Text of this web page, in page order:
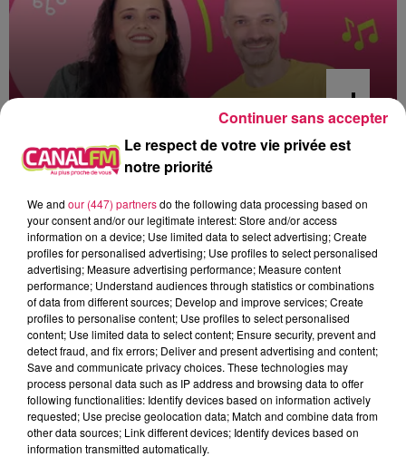
16h00 - 19h00
Arnaud et Gustine
17h38
17h38
SOUND OF LEGEND
San Francisco
17h34
17h34
Je T'aimais, Je T'aime,
Je T'aimerai
17h31
17h31
PURPLE DISCO MACHINE
Hypnotized
Le respect de votre vie privée est
notre priorité
We and our (447) partnersdo the following data processing based on
your consent and/or our legitimate interest: Store and/or access
information on a device; Use limited data to select advertising; Create
profiles for personalised advertising; Use profiles to select personalised
advertising; Measure advertising performance; Measure content
performance; Understand audiences through statistics or combinations
of data from different sources; Develop and improve services; Create
profiles to personalise content; Use profiles to select personalised
content; Use limited data to select content; Ensure security, prevent and
detect fraud, and fix errors; Deliver and present advertising and content;
Save and communicate privacy choices. These technologies may
process personal data such as IP address and browsing data to offer
following functionalities: Identify devices based on information actively
requested; Use precise geolocation data; Match and combine data from
other data sources; Link different devices; Identify devices based on
information transmitted automatically.
Continuer sans accepter